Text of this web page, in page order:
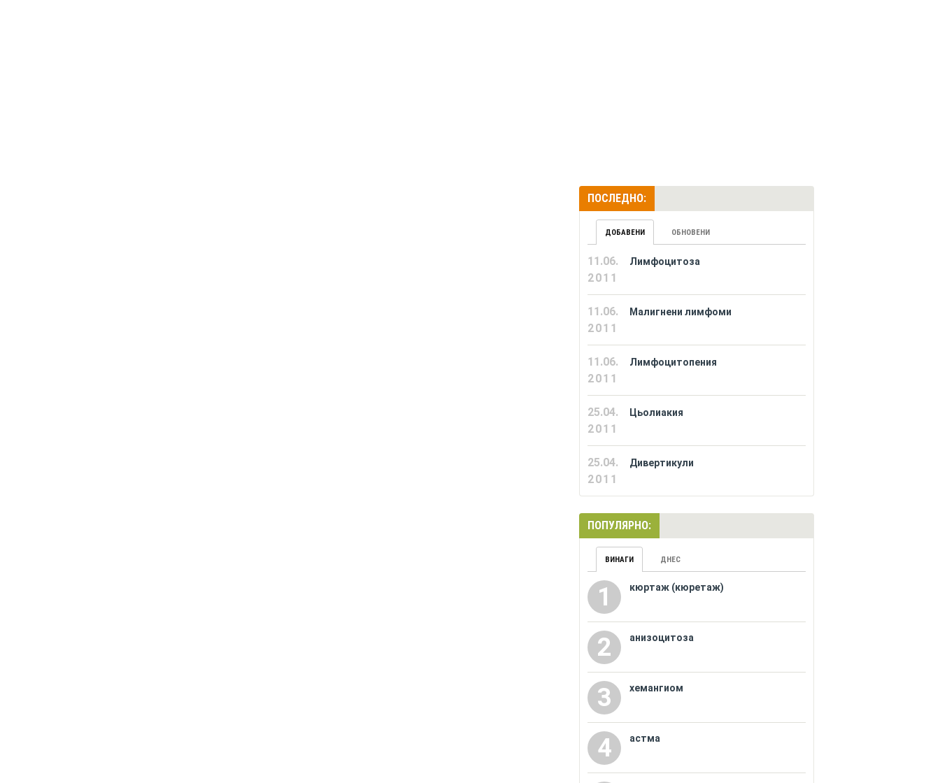
ПОСЛЕДНО:
ДОБАВЕНИ ОБНОВЕНИ
11.06.
2011
Лимфоцитоза
11.06.
2011
Малигнени лимфоми
11.06.
2011
Лимфоцитопения
25.04.
2011
Цьолиакия
25.04.
2011
Дивертикули
ПОПУЛЯРНО:
ВИНАГИ ДНЕС
1 кюртаж (кюретаж)
2 анизоцитоза
3 хемангиом
4 астма